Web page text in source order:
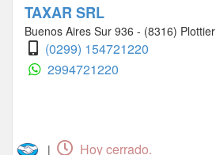
TAXAR SRL
Buenos Aires Sur 936 - (8316) Plottier
(0299) 154721220
2994721220
| Hoy cerrado.